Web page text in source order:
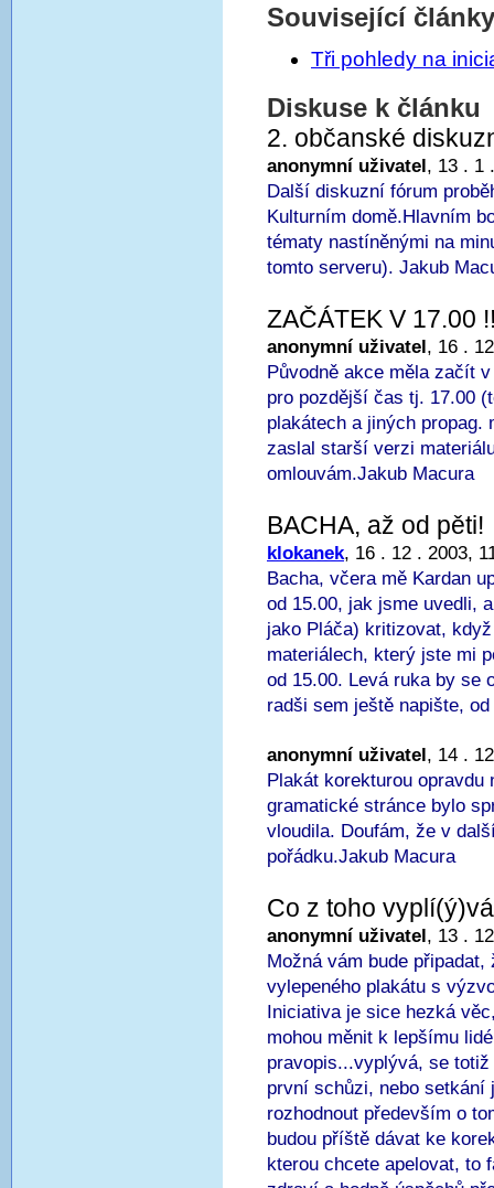
Související články
Tři pohledy na
Diskuse k článku
2. občanské
anonymní uživatel, 13 . 1
Další diskuzní fórum
Kulturním domě.Hlavním
tématy nastíněnými na
tomto serveru). Jakub
ZAČÁTEK V 17.00
anonymní uživatel, 16 .
Původně akce měla začít
pro pozdější čas tj. 17.00
plakátech a jiných propag.
zaslal starší verzi
omlouvám.Jakub Macura
BACHA, až od pěti!
klokanek, 16 . 12 . 2003,
Bacha, včera mě Kardan
od 15.00, jak jsme uvedli,
jako Pláča) kritizovat,
materiálech, který jste mi
od 15.00. Levá ruka by se
radši sem ještě napište,
anonymní uživatel, 14 .
Plakát korekturou
gramatické stránce bylo
vloudila. Doufám, že v
pořádku.Jakub Macura
Co z toho
anonymní uživatel, 13 .
Možná vám bude
vylepeného plakátu s
Iniciativa je sice hezká
mohou měnit k lepšímu
pravopis...vyplývá, se
první schůzi, nebo
rozhodnout především o
budou příště dávat ke
kterou chcete apelovat, to